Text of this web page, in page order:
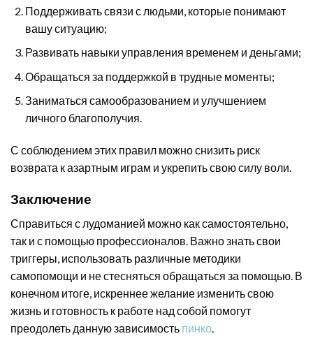
Поддерживать связи с людьми, которые понимают
вашу ситуацию;
Развивать навыки управления временем и деньгами;
Обращаться за поддержкой в трудные моменты;
Заниматься самообразованием и улучшением
личного благополучия.
С соблюдением этих правил можно снизить риск
возврата к азартным играм и укрепить свою силу воли.
Заключение
Справиться с лудоманией можно как самостоятельно,
так и с помощью профессионалов. Важно знать свои
триггеры, использовать различные методики
самопомощи и не стесняться обращаться за помощью. В
конечном итоге, искреннее желание изменить свою
жизнь и готовность к работе над собой помогут
преодолеть данную зависимость пинко